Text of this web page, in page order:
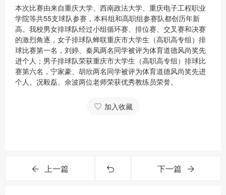
本次比赛由来自重庆大学、西南政法大学、重庆电子工程职业
学院等共55支球队参赛，本科组和高职组参赛队都创历年新
高。我校男女排球队经过小组循环赛、排位赛、交叉赛和决赛
的激烈角逐，女子排球队蝉联重庆市大学生（高职高专组）排
球比赛第一名，刘婷、秦凤两名同学被评为体育道德风尚奖先
进个人；男子排球队荣获重庆市大学生（高职高专组）排球比
赛第六名，宁家豪、胡欣两名同学被评为体育道德风尚奖先进
个人。况毅磊、余波两位老师荣获优秀教练员荣誉。
加入收藏
上一篇 下一篇